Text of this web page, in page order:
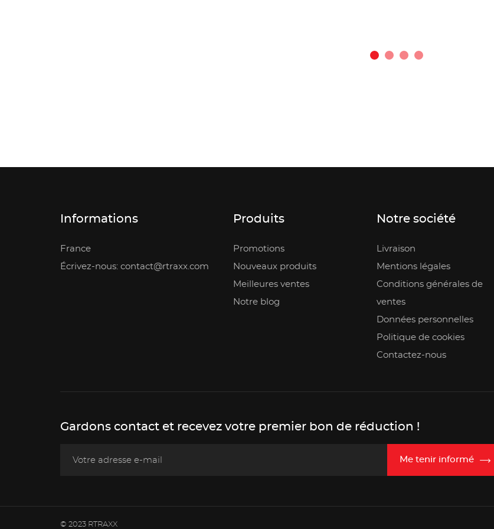
Informations
France
Écrivez-nous: contact@rtraxx.com
Produits
Promotions
Nouveaux produits
Meilleures ventes
Notre blog
Notre société
Livraison
Mentions légales
Conditions générales de
ventes
Données personnelles
Politique de cookies
Contactez-nous
Gardons contact et recevez votre premier bon de réduction !
Me tenir informé
© 2023 RTRAXX